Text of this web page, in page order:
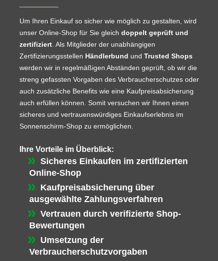
Um Ihren Einkauf so sicher wie möglich zu gestalten, wird
unser Online-Shop für Sie gleich doppelt geprüft und
zertifiziert. Als Mitglieder der unabhängigen
Zertifizierungsstellen Händlerbund und Trusted Shops
werden wir in regelmäßigen Abständen geprüft, ob wir die
streng gefassten Vorgaben des Verbraucherschutzes oder
auch zusätzliche Benefits wie eine Kaufpreisabsicherung
auch erfüllen können. Somit versuchen wir Ihnen einen
sicheres und vertrauenswürdiges Einkaufserlebnis im
Sonnenschirm-Shop zu ermöglichen.
Ihre Vorteile im Überblick:
Sicheres Einkaufen im zertifizierten
Online-Shop
Kaufpreisabsicherung über
ausgewählte Zahlungsverfahren
Vertrauen durch verifizierte Shop-
Bewertungen
Umsetzung der
Verbraucherschutzvorgaben